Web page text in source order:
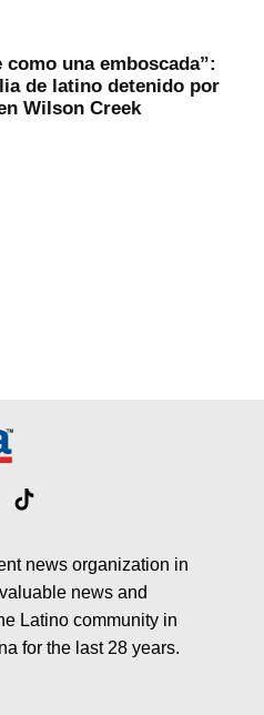
como una emboscada”:
de latino detenido por
Wilson Creek
Tik
news organization in
news and
Latino community in
for the last 28 years.